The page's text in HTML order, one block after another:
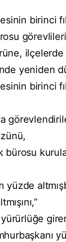
birinci
yeniden
birinci
bürosu
yüzde